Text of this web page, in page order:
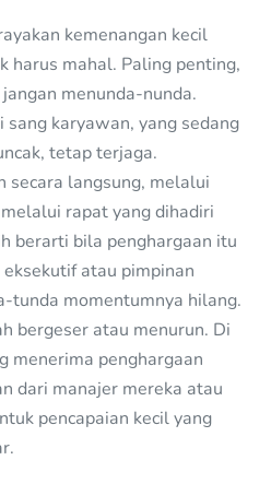
kemenangan kecil
harus mahal. Paling penting,
menunda-nunda.
karyawan, yang sedang
tetap terjaga.
secara langsung, melalui
rapat yang dihadiri
berarti bila penghargaan itu
atau pimpinan
tunda momentumnya hilang.
bergeser atau menurun. Di
menerima penghargaan
dari manajer mereka atau
pencapaian kecil yang